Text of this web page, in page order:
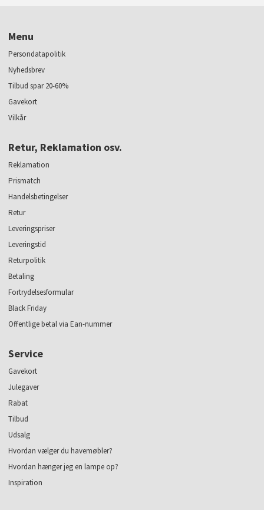
Menu
Persondatapolitik
Nyhedsbrev
Tilbud spar 20-60%
Gavekort
Vilkår
Retur, Reklamation osv.
Reklamation
Prismatch
Handelsbetingelser
Retur
Leveringspriser
Leveringstid
Returpolitik
Betaling
Fortrydelsesformular
Black Friday
Offentlige betal via Ean-nummer
Service
Gavekort
Julegaver
Rabat
Tilbud
Udsalg
Hvordan vælger du havemøbler?
Hvordan hænger jeg en lampe op?
Inspiration